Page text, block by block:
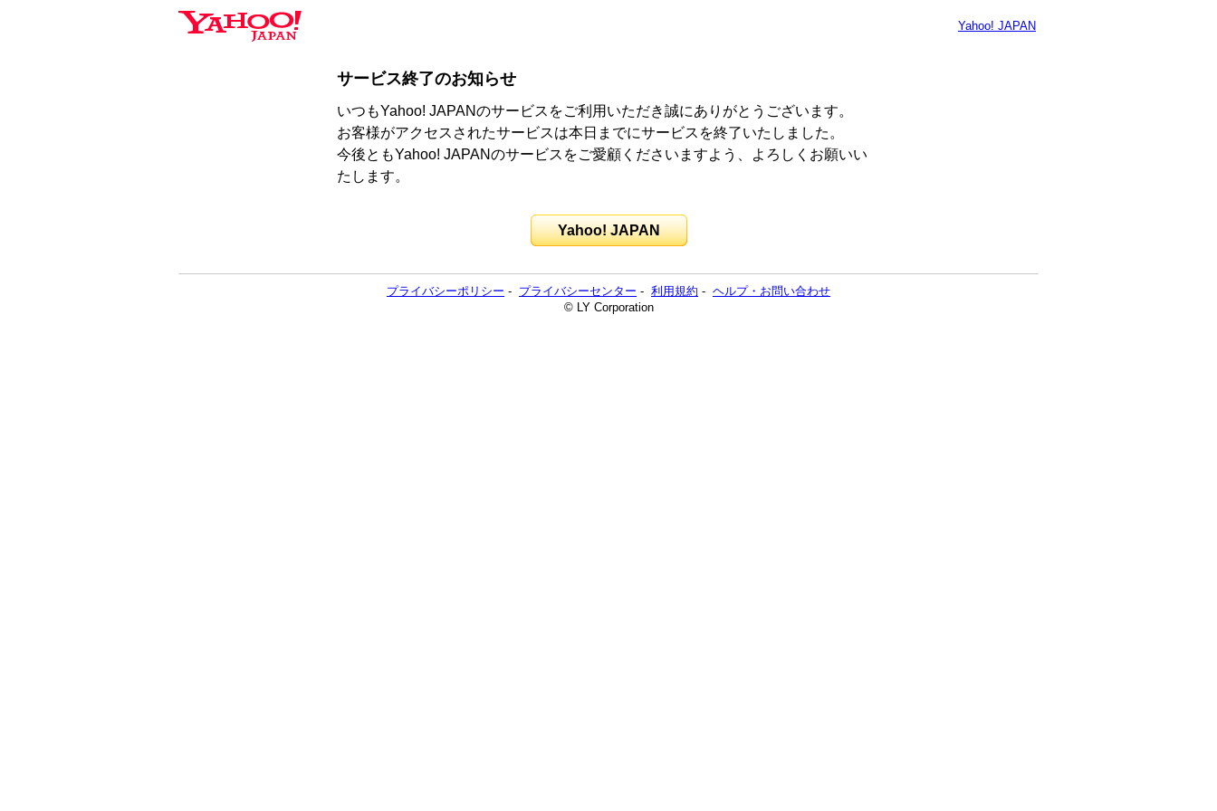
Yahoo! JAPAN
サービス終了のお知らせ
いつもYahoo! JAPANのサービスをご利用いただき誠にありがとうございます。
お客様がアクセスされたサービスは本日までにサービスを終了いたしました。
今後ともYahoo! JAPANのサービスをご愛顧くださいますよう、よろしくお願いい
たします。
Yahoo! JAPAN
プライバシーポリシー - プライバシーセンター - 利用規約 - ヘルプ・お問い合わせ
© LY Corporation